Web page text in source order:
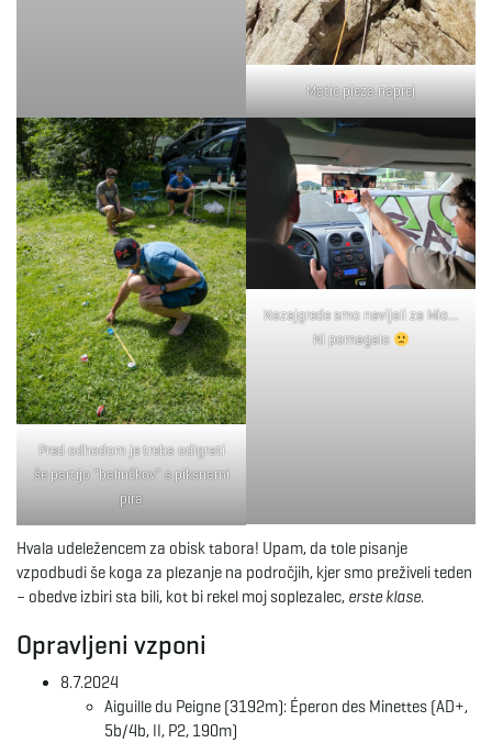
Matic pleza naprej
Pred odhodom je treba odigrati
še partijo “balinčkov” s piksnami
pira
Nazajgrede smo navijali za Mio…
Ni pomagalo
Hvala udeležencem za obisk tabora! Upam, da tole pisanje
vzpodbudi še koga za plezanje na področjih, kjer smo preživeli teden
– obedve izbiri sta bili, kot bi rekel moj soplezalec, erste klase.
Opravljeni vzponi
8.7.2024
Aiguille du Peigne (3192m): Éperon des Minettes (AD+,
5b/4b, II, P2, 190m)